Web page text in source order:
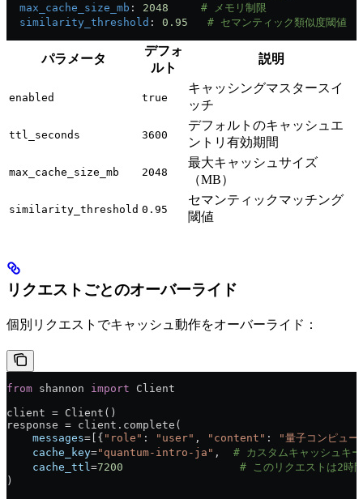
  max_cache_size_mb
: 2048
     # メモリ制限
  similarity_threshold
: 0.95
   # セマンティック類似度閾値
パラメータ
デフォ
ルト
説明
enabled true
キャッシングマスタースイ
ッチ
ttl_seconds 3600
デフォルトのキャッシュエ
ントリ有効期間
max_cache_size_mb 2048
最大キャッシュサイズ
（MB）
similarity_threshold 0.95
セマンティックマッチング
閾値
リクエストごとのオーバーライド
個別リクエストでキャッシュ動作をオーバーライド：
from shannon import Client
client = Client()
response = client.complete(
    messages
=[{ "role" : "user" , "content" :
"量子コンピュー
    cache_key
="quantum-intro-ja" , # カスタムキャッシュキー
    cache_ttl
=7200
# このリクエストは2時
)